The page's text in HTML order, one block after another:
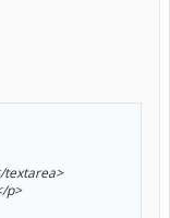
textarea>
p>